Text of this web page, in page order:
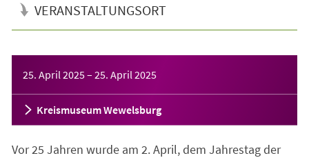
VERANSTALTUNGSORT
25. April 2025– 25. April 2025
Kreismuseum Wewelsburg
Vor 25 Jahren wurde am 2. April, dem Jahrestag der